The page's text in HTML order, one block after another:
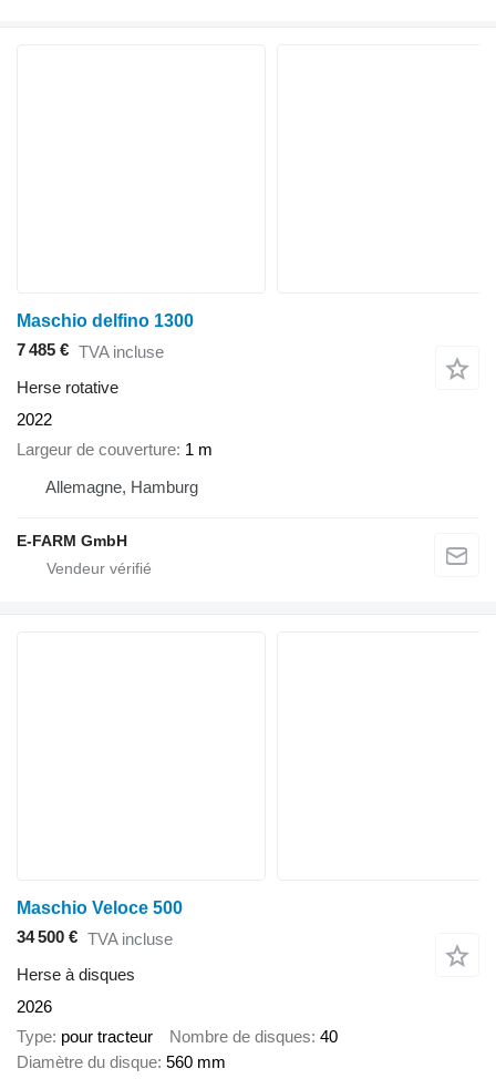
Maschio delfino 1300
7 485 € TVA incluse
Herse rotative
2022
Largeur de couverture 1 m
Allemagne, Hamburg
E-FARM GmbH
Maschio Veloce 500
34 500 € TVA incluse
Herse à disques
2026
Type pour tracteur Nombre de disques 40
Diamètre du disque 560 mm